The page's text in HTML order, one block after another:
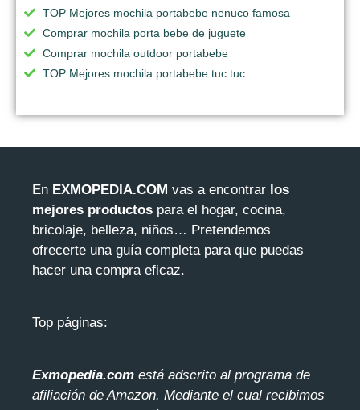
TOP Mejores mochila portabebe nenuco famosa
Comprar mochila porta bebe de juguete
Comprar mochila outdoor portabebe
TOP Mejores mochila portabebe tuc tuc
En EXMOPEDIA.COM vas a encontrar los
mejores productos para el hogar, cocina,
bricolaje, belleza, niños… Pretendemos
ofrecerte una guía completa para que puedas
hacer una compra eficaz.
Top páginas:
Exmopedia.com está adscrito al programa de
afiliación de Amazon. Mediante el cual recibimos